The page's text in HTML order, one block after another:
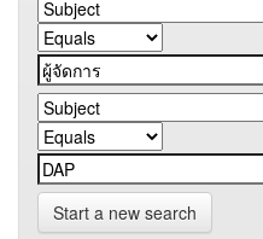
Start a new search